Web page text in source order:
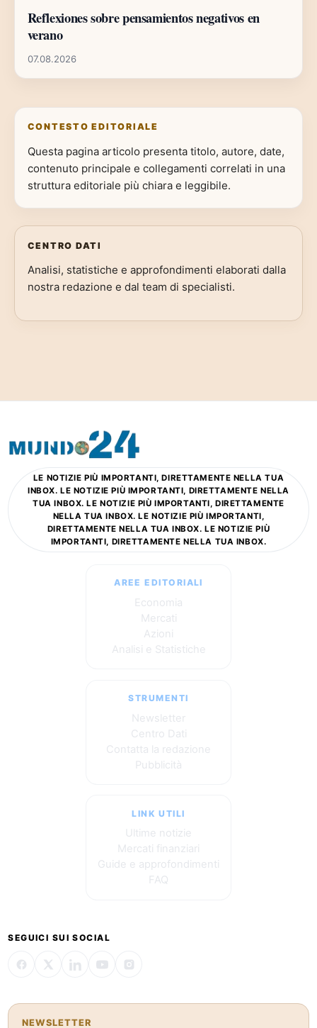
Reflexiones sobre pensamientos negativos en
verano
07.08.2026
CONTESTO EDITORIALE
Questa pagina articolo presenta titolo, autore, date,
contenuto principale e collegamenti correlati in una
struttura editoriale più chiara e leggibile.
CENTRO DATI
Analisi, statistiche e approfondimenti elaborati dalla
nostra redazione e dal team di specialisti.
LE NOTIZIE PIÙ IMPORTANTI, DIRETTAMENTE NELLA TUA
INBOX. LE NOTIZIE PIÙ IMPORTANTI, DIRETTAMENTE NELLA
TUA INBOX. LE NOTIZIE PIÙ IMPORTANTI, DIRETTAMENTE
NELLA TUA INBOX. LE NOTIZIE PIÙ IMPORTANTI,
DIRETTAMENTE NELLA TUA INBOX. LE NOTIZIE PIÙ
IMPORTANTI, DIRETTAMENTE NELLA TUA INBOX.
AREE EDITORIALI
Economia
Mercati
Azioni
Analisi e Statistiche
STRUMENTI
Newsletter
Centro Dati
Contatta la redazione
Pubblicità
LINK UTILI
Ultime notizie
Mercati finanziari
Guide e approfondimenti
FAQ
SEGUICI SUI SOCIAL
NEWSLETTER